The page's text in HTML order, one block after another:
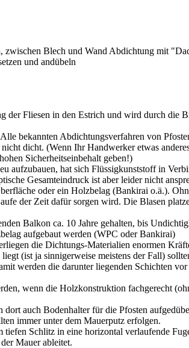
zwischen Blech und Wand Abdichtung mit
und andübeln
der Fliesen in den Estrich und wird durch die
bekannten Abdichtungsverfahren von
dicht. (Wenn Ihr Handwerker etwas
Sicherheitseinbehalt geben!)
aufzubauen, hat sich Flüssigkunststoff in
Gesamteindruck ist aber leider nicht
oder ein Holzbelag (Bankirai o.ä.).
der Zeit dafür sorgen wird. Die Blasen
Balkon ca. 10 Jahre gehalten, bis
aufgebaut werden (WPC oder Bankirai)
die Dichtungs-Materialien enormen
(ist ja sinnigerweise meistens der Fall)
werden die darunter liegenden Schichten
wenn die Holzkonstruktion fachgerecht
auch Bodenhalter für die Pfosten
immer unter dem Mauerputz erfolgen.
Schlitz in eine horizontal verlaufende
Mauer ableitet.